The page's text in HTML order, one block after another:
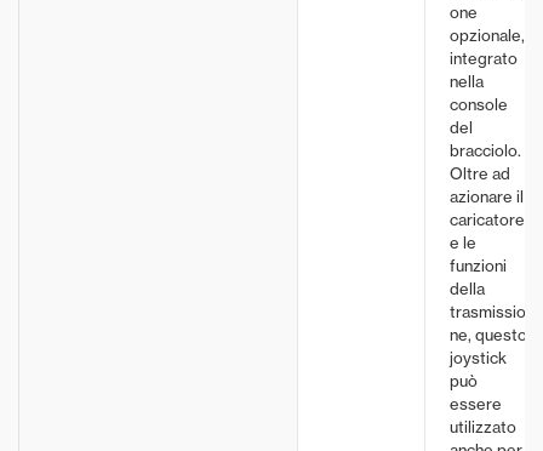
one
opzionale,
integrato
nella
console
del
bracciolo.
Oltre ad
azionare il
caricatore
e le
funzioni
della
trasmissio
ne, questo
joystick
può
essere
utilizzato